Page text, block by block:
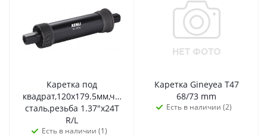
Каретка под
квадрат,120x179.5мм,чашки
сталь,резьба 1.37"х24Т
R/L
Есть в наличии (1)
Каретка Gineyea T47
68/73 mm
Есть в наличии (2)